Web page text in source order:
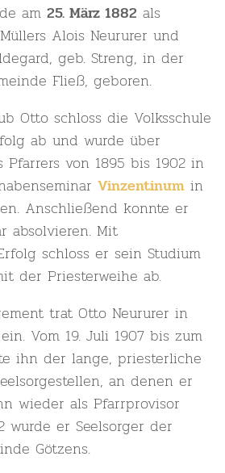
am 25. März 1882 als
Alois Neururer und
geb. Streng, in der
Fließ, geboren.
Otto schloss die Volksschule
ab und wurde über
Pfarrers von 1895 bis 1902 in
Vinzentinum in
Anschließend konnte er
absolvieren. Mit
schloss er sein Studium
der Priesterweihe ab.
trat Otto Neururer in
Vom 19. Juli 1907 bis zum
ihn der lange, priesterliche
an denen er
wieder als Pfarrprovisor
wurde er Seelsorger der
Götzens.